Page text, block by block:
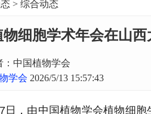
> 综合动态
物细胞学术年会在山
中国植物学会
学会 2026/5/13 15:57:43
日，由中国植物学会植物细